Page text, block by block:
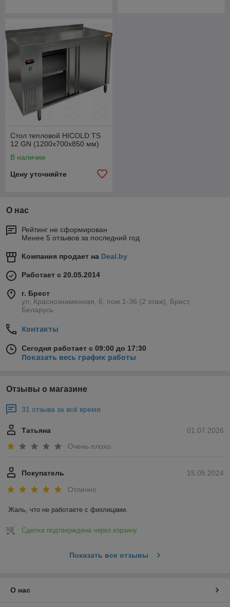
Стол тепловой HICOLD TS
12 GN (1200х700х850 мм)
В наличии
Цену уточняйте
О нас
Рейтинг не сформирован
Менее 5 отзывов за последний год
Компания продает на Deal.by
Работает с 20.05.2014
г. Брест
ул. Краснознаменная, 6, пом.1-36 (2 этаж), Брест,
Беларусь
Контакты
Сегодня работает с 09:00 до 17:30
Показать весь график работы
Отзывы о магазине
31 отзыва за всё время
01.07.2026
Татьяна
Очень плохо
15.05.2024
Покупатель
Отлично
Жаль, что не работаете с физлицами.
Сделка подтверждена через корзину
Показать все отзывы
О нас